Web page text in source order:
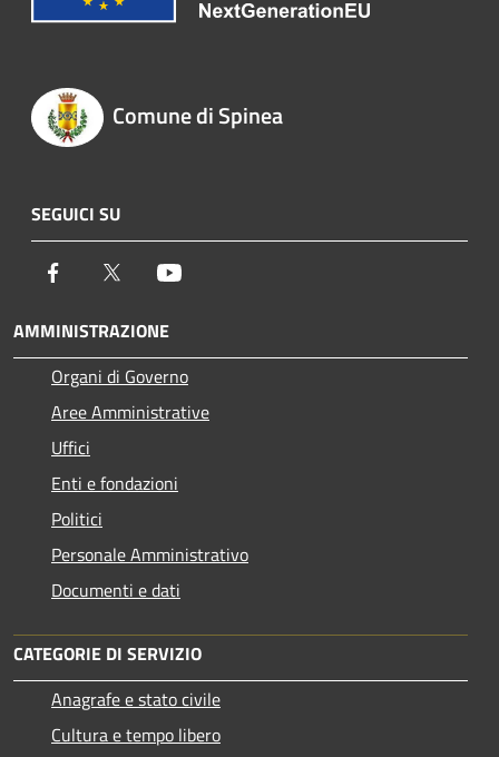
Comune di Spinea
SEGUICI SU
Facebook Twitter
AMMINISTRAZIONE
Organi di Governo
Aree Amministrative
Uffici
Enti e fondazioni
Politici
Personale Amministrativo
Documenti e dati
CATEGORIE DI SERVIZIO
Anagrafe e stato civile
Cultura e tempo libero